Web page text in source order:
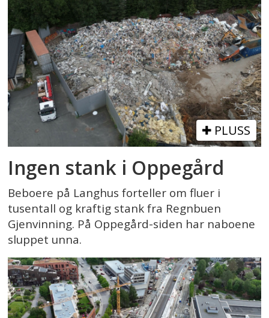
PLUSS
Ingen stank i Oppegård
Beboere på Langhus forteller om fluer i
tusentall og kraftig stank fra Regnbuen
Gjenvinning. På Oppegård-siden har naboene
sluppet unna.